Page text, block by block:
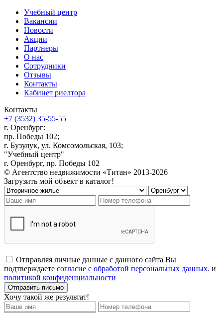
Учебный центр
Вакансии
Новости
Акции
Партнеры
О нас
Сотрудники
Отзывы
Контакты
Кабинет риелтора
Контакты
+7 (3532) 35-55-55
г. Оренбург:
пр. Победы 102;
г. Бузулук, ул. Комсомольская, 103;
"Учебный центр"
г. Оренбург, пр. Победы 102
© Агентство недвижимости «Титан» 2013-2026
Загрузить мой объект в каталог!
Отправляя личные данные с данного сайта Вы
подтверждаете согласие с обработой персональных данных. и
политикой конфиденциальности
Хочу такой же результат!